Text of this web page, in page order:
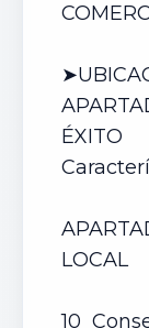
ÉXITO
LOCAL
10